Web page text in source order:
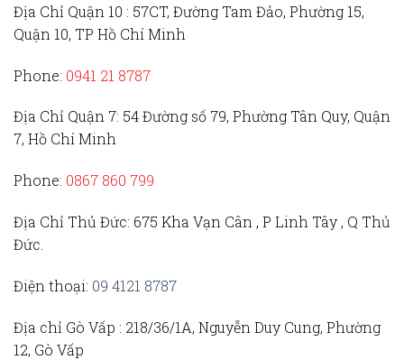
Địa Chỉ Quận 10 : 57CT, Đường Tam Đảo, Phường 15,
Quận 10, TP Hồ Chí Minh
Phone: 0941 21 8787
Địa Chỉ Quận 7: 54 Đường số 79, Phường Tân Quy, Quận
7, Hồ Chí Minh
Phone: 0867 860 799
Địa Chỉ Thủ Đức: 675 Kha Vạn Cân , P Linh Tây , Q Thủ
Đức.
Điện thoại: 09 4121 8787
Địa chỉ Gò Vấp : 218/36/1A, Nguyễn Duy Cung, Phường
12, Gò Vấp